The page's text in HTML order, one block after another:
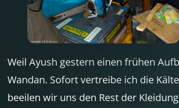
Weil Ayush gestern einen frühen
Wandan. Sofort vertreibe ich die
beeilen wir uns den Rest der